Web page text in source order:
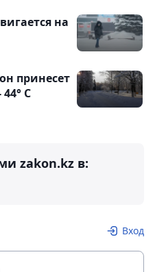
на
принесет
C
zakon.kz в:
Вход